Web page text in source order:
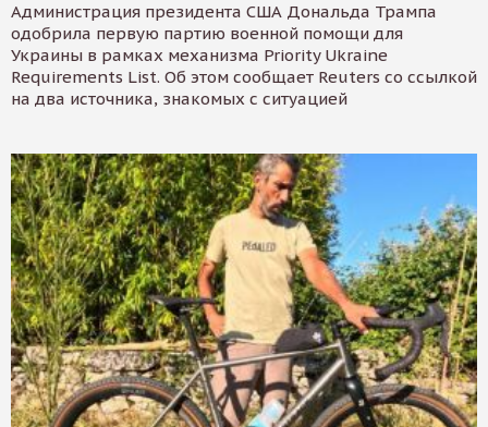
Администрация президента США Дональда Трампа
одобрила первую партию военной помощи для
Украины в рамках механизма Priority Ukraine
Requirements List. Об этом сообщает Reuters со ссылкой
на два источника, знакомых с ситуацией